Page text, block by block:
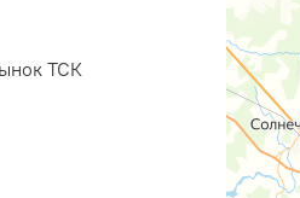
ТСК